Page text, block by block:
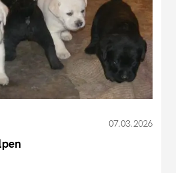
07.03.2026